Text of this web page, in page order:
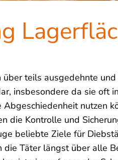
teils ausgedehnte
insbesondere da sie oft in
nutzen
die Kontrolle und
beliebte Ziele für
Täter längst über alle